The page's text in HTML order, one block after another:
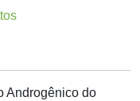
Androgênico do